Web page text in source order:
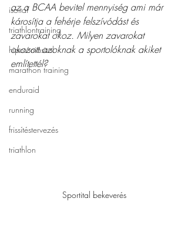
isoital
triathlontraining
hipotóniásital
marathon training
enduraid
running
frissítéstervezés
triathlon
az a BCAA bevitel mennyiség ami már
károsítja a fehérje felszívódást és
zavarokat okoz. Milyen zavarokat
okozott azoknak a sportolóknak akiket
említettél?
Sportital bekeverés